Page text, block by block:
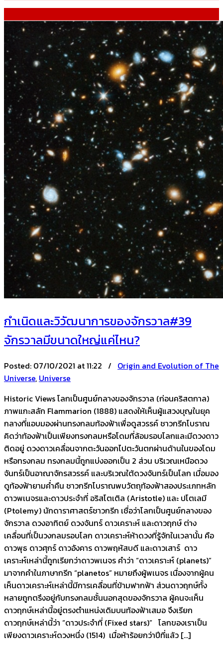
กำเนิดและวิวัฒนาการของจักรวาล#39
จักรวาลมีขนาดใหญ่แค่ไหน?
Posted: 07/10/2021 at 11:22 / Origin and Evolution of The
Universe, Universe
Historic Views โลกเป็นศูนย์กลางของจักรวาล (ก่อนคริสตกาล)
ภาพแกะสลัก Flammarion (1888) แสดงให้เห็นผู้แสวงบุญในยุค
กลางที่แอบมองผ่านทรงกลมท้องฟ้าเพื่อดูสวรรค์ ชาวกรีกโบราณ
คิดว่าท้องฟ้าเป็นเพียงทรงกลมหรือโดมที่ล้อมรอบโลกและมีดวงดาว
ติดอยู่ ดวงดาวเคลื่อนจากตะวันออกไปตะวันตกผ่านด้านในของโดม
หรือทรงกลม ทรงกลมนี้ถูกแบ่งออกเป็น 2 ส่วน บริเวณเหนือดวง
จันทร์เป็นอาณาจักรสวรรค์ และบริเวณใต้ดวงจันทร์เป็นโลก เมื่อมอง
ดูท้องฟ้ายามค่ำคืน ชาวกรีกโบราณพบวัตถุท้องฟ้าสองประเภทหลัก
ดาวพเนจรและดาวประจำที่ อริสโตเติล (Aristotle) และ ปโตเลมี
(Ptolemy) นักดาราศาสตร์ชาวกรีก เชื่อว่าโลกเป็นศูนย์กลางของ
จักรวาล ดวงอาทิตย์ ดวงจันทร์ ดาวเคราะห์ และดาวฤกษ์ ต่าง
เคลื่อนที่เป็นวงกลมรอบโลก ดาวเคราะห์ห้าดวงที่รู้จักในเวลานั้น คือ
ดาวพุธ ดาวศุกร์ ดาวอังคาร ดาวพฤหัสบดี และดาวเสาร์ ดาว
เคราะห์เหล่านี้ถูกเรียกว่าดาวพเนจร คำว่า “ดาวเคราะห์ (planets)”
มาจากคำในภาษากรีก “planetos” หมายถึงผู้พเนจร เนื่องจากผู้คน
เห็นดาวเคราะห์เหล่านี้มีการเคลื่อนที่ข้ามฟากฟ้า ส่วนดาวฤกษ์ทั้ง
หลายถูกตรึงอยู่กับทรงกลมชั้นนอกสุดของจักรวาล ผู้คนจะเห็น
ดาวฤกษ์เหล่านี้อยู่ตรงตำแหน่งเดิมบนท้องฟ้าเสมอ จึงเรียก
ดาวฤกษ์เหล่านี้ว่า “ดาวประจำที่ (Fixed stars)” โลกของเราเป็น
เพียงดาวเคราะห์ดวงหนึ่ง (1514) เมื่อห้าร้อยกว่าปีที่แล้ว […]